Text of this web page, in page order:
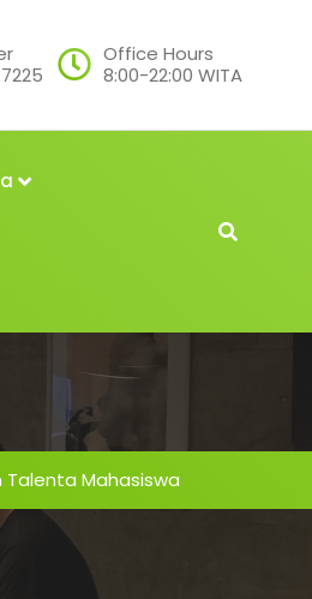
Office Hours
8:00-22:00 WITA
Talenta Mahasiswa